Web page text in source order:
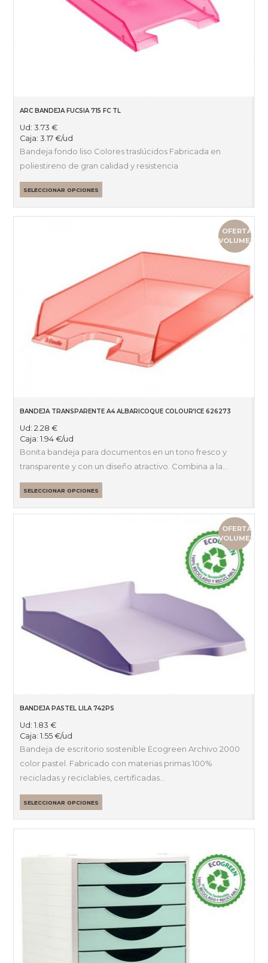
ARC BANDEJA FUCSIA 715 FC TL
Ud:3.73€
Caja:3.17€/ud
Bandeja fondo liso Colores traslúcidos Fabricada en
poliestireno de gran calidad y resistencia
SELECCIONAR OPCIONES
OFERTA
VOLUMEN
BANDEJA TRANSPARENTE A4 ALBARICOQUE COLOUR’ICE 626273
Ud:2.28€
Caja:1.94€/ud
Bonita bandeja para documentos en un tono fresco y
transparente y con un diseño atractivo. Combina a la…
SELECCIONAR OPCIONES
OFERTA
VOLUMEN
BANDEJA PASTEL LILA 742PS
Ud:1.83€
Caja:1.55€/ud
Bandeja de escritorio sostenible Ecogreen Archivo 2000
color pastel. Fabricado con materias primas 100%
recicladas y reciclables, certificadas…
SELECCIONAR OPCIONES